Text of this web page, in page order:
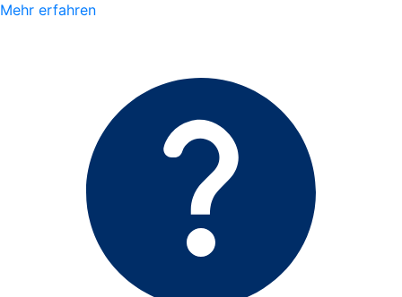
Mehr erfahren